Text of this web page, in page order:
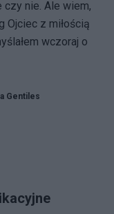
czy nie. Ale wiem,
Ojciec z miłością
wczoraj o
Gentiles